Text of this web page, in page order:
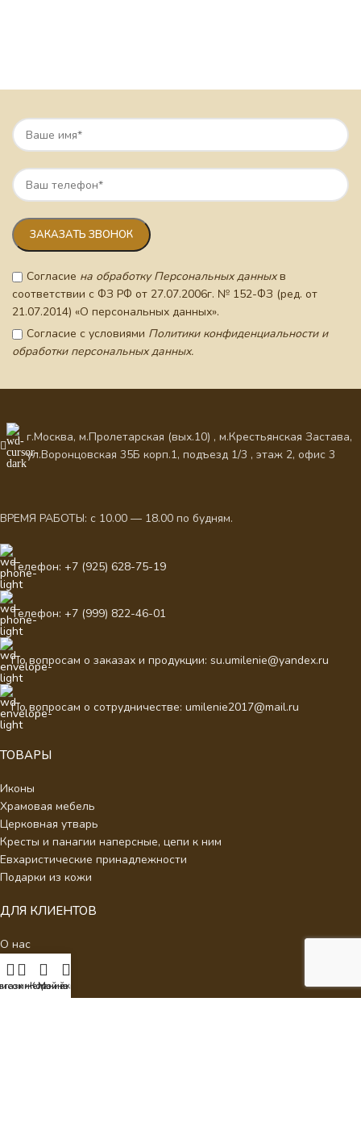
Согласие на обработку Персональных данныхв
соответствии с ФЗ РФ от 27.07.2006г. № 152-ФЗ (ред. от
21.07.2014) «О персональных данных».
Согласие с условиями Политики конфиденциальности и
обработки персональных данных.
г.Москва, м.Пролетарская (вых.10) , м.Крестьянская Застава,
ул.Воронцовская 35Б корп.1, подъезд 1/3 , этаж 2, офис 3
ВРЕМЯ РАБОТЫ: с 10.00 — 18.00 по будням.
Телефон: +7 (925) 628-75-19
Телефон: +7 (999) 822-46-01
По вопросам о заказах и продукции: su.umilenie@yandex.ru
По вопросам о сотрудничестве: umilenie2017@mail.ru
ТОВАРЫ
Иконы
Храмовая мебель
Церковная утварь
Кресты и панагии наперсные, цепи к ним
Евхаристические принадлежности
Подарки из кожи
ДЛЯ КЛИЕНТОВ
О нас
Отзывы
Новостижеланий
Корзина
Мой аккаунт